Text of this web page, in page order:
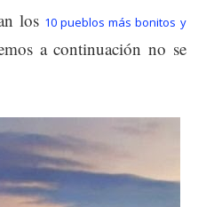
los 10 pueblos más bonitos y
a continuación no se